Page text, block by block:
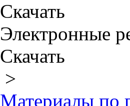
Скачать
Электронные
Скачать
>
Материалы по